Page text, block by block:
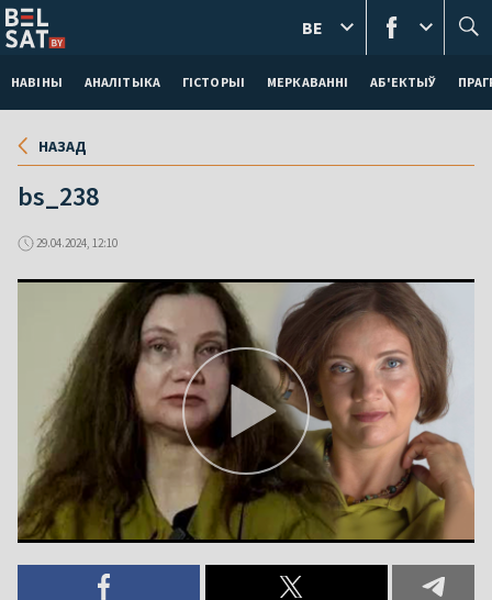
НАВІНЫ АНАЛІТЫКА ГІСТОРЫІ МЕРКАВАННI АБ'ЕКТЫЎ
BE
НАЗАД
bs_238
29.04.2024, 12:10